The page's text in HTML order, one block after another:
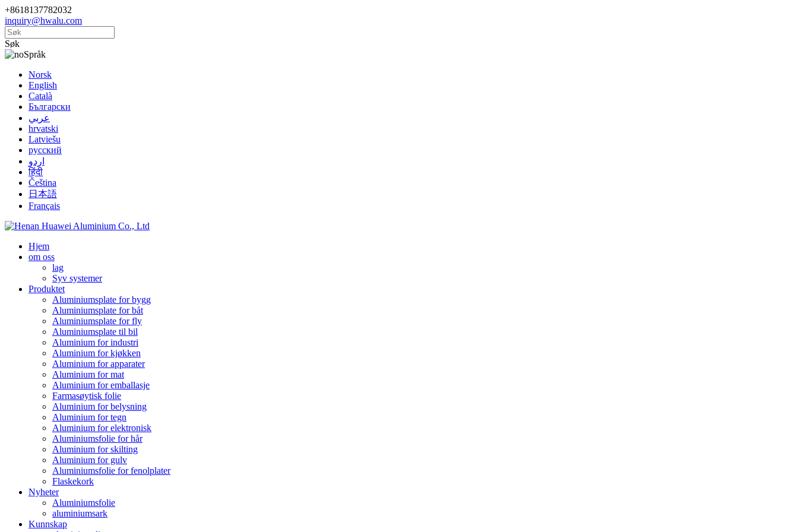
+8618137782032
inquiry@hwalu.com
Søk
Språk
Norsk
English
Català
Български
عربي
hrvatski
Latviešu
русский
اردو
हिंदी
Čeština
日本語
Français
Hjem
om oss
lag
Syv systemer
Produktet
Aluminiumsplate for bygg
Aluminiumsplate for båt
Aluminiumsplate for fly
Aluminiumsplate til bil
Aluminium for industri
Aluminium for kjøkken
Aluminium for apparater
Aluminium for mat
Aluminium for emballasje
Farmasøytisk folie
Aluminium for belysning
Aluminium for tegn
Aluminium for elektronisk
Aluminiumsfolie for hår
Aluminium for skilting
Aluminium for gulv
Aluminiumsfolie for fenolplater
Flaskekork
Nyheter
Aluminiumsfolie
aluminiumsark
Kunnskap